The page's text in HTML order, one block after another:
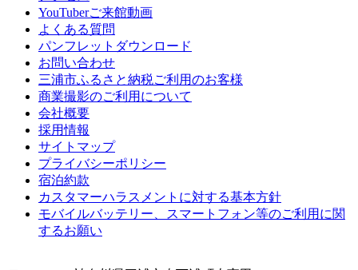
YouTuberご来館動画
よくある質問
パンフレットダウンロード
お問い合わせ
三浦市ふるさと納税ご利用のお客様
商業撮影のご利用について
会社概要
採用情報
サイトマップ
プライバシーポリシー
宿泊約款
カスタマーハラスメントに対する基本方針
モバイルバッテリー、スマートフォン等のご利用に関
するお願い